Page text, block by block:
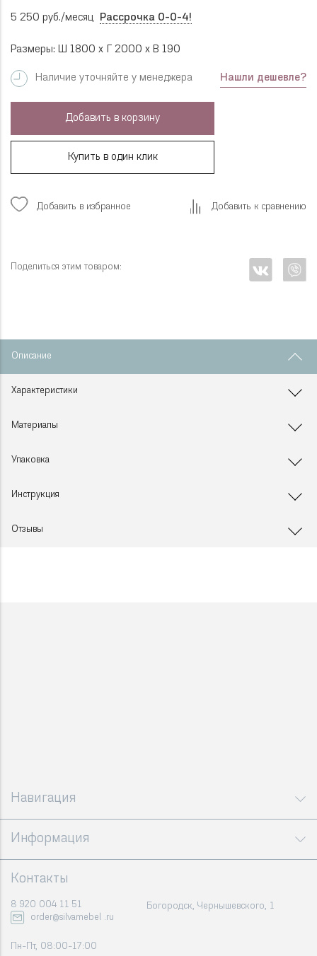
5 250 руб./месяц Рассрочка 0-0-4!
Размеры: Ш 1800 x Г 2000 x В 190
Наличие уточняйте у менеджера Нашли дешевле?
Добавить в корзину
Купить в один клик
Добавить в избранное Добавить к сравнению
Поделиться этим товаром:
Описание
Характеристики
Материалы
Упаковка
Инструкция
Отзывы
Навигация
Информация
Контакты
8 920 004 11 51
order@silvamebel .ru
Пн-Пт, 08:00-17:00
Богородск, Чернышевского, 1